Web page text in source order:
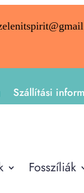
Szállítási
Fosszíliák